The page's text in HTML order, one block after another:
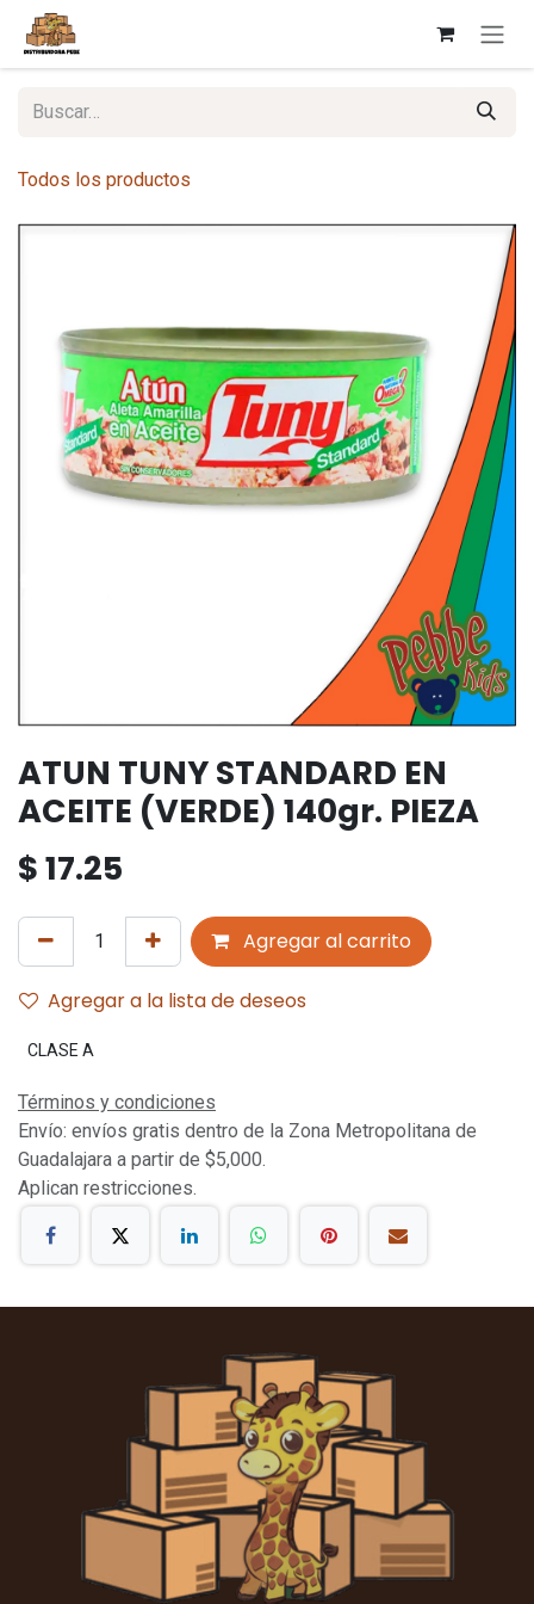
Ir al contenido
Todos los productos
ATUN TUNY STANDARD EN
ACEITE (VERDE) 140gr. PIEZA
$17.25
Agregar al carrito
Agregar a la lista de deseos
CLASE A
Términos y condiciones
Envío: envíos gratis dentro de la Zona Metropolitana de
Guadalajara a partir de $5,000.
Aplican restricciones.